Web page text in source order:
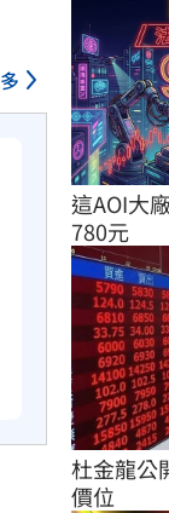
這AOI大
780元
杜金龍公
價位